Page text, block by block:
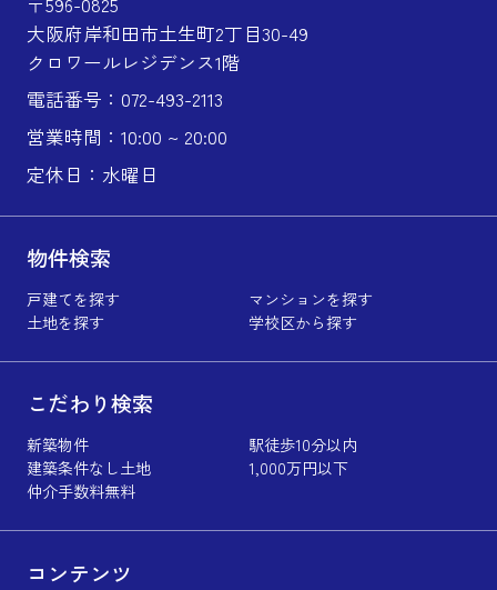
大阪府岸和田市土生町2丁目30-49
クロワールレジデンス1階
電話番号：072-493-2113
営業時間：10:00 ~ 20:00
定休日：水曜日
物件検索
戸建てを探す
マンションを探す
土地を探す
学校区から探す
こだわり検索
新築物件
駅徒歩10分以内
建築条件なし土地
1,000万円以下
仲介手数料無料
コンテンツ